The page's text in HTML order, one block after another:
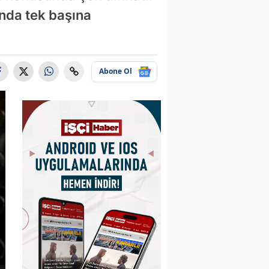
tek başına
Abone Ol